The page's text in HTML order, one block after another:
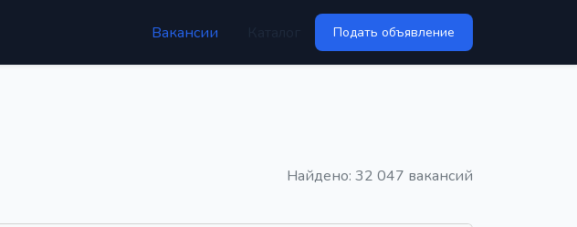
Вакансии Подать объявление
Найдено: 32 047 вакансий